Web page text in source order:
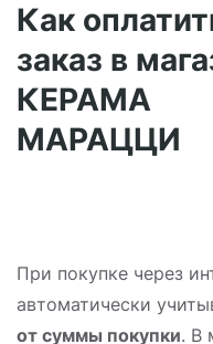
Как
заказ в
КЕРАМА
МАРАЦЦИ
При покупке через
автоматически
от суммы покупки. В